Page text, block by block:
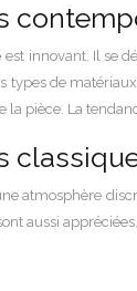
est innovant. Il se
types de
la pièce. La
atmosphère
aussi